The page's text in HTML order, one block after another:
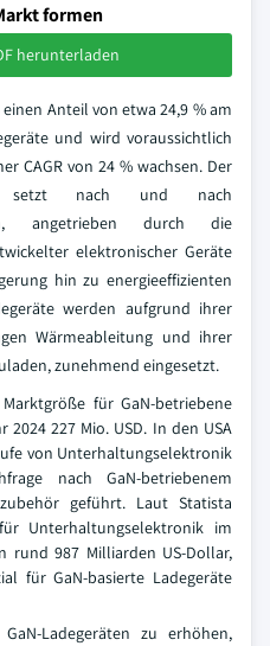
formen
herunterladen
Anteil von etwa 24,9 % am
und wird voraussichtlich
CAGR von 24 % wachsen. Der
setzt nach und nach
angetrieben durch die
elektronischer Geräte
hin zu energieeffizienten
werden aufgrund ihrer
Wärmeableitung und ihrer
zunehmend eingesetzt.
für GaN-betriebene
227 Mio. USD. In den USA
von Unterhaltungselektronik
nach GaN-betriebenem
geführt. Laut Statista
Unterhaltungselektronik im
rund 987 Milliarden US-Dollar,
für GaN-basierte Ladegeräte
Ladegeräten zu erhöhen,